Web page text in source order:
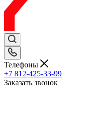
Телефоны
+7 812-425-33-99
Заказать звонок